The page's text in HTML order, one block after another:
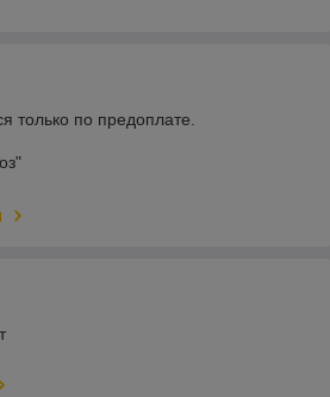
только по предоплате.